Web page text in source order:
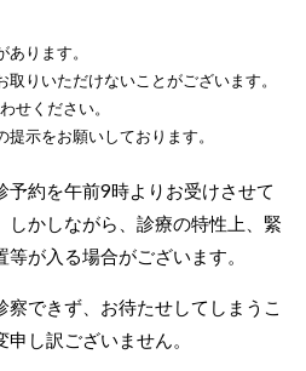
ります。
りいただけないことがございます。
せください。
⽰をお願いしております。
予約を午前9時よりお受けさせて
しかしながら、診療の特性上、緊
が⼊る場合がございます。
察できず、お待たせしてしまうこ
し訳ございません。